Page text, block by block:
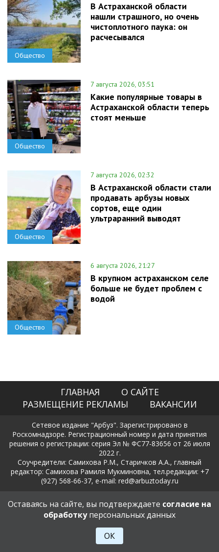
Общество
В Астраханской области
нашли страшного, но очень
чистоплотного паука: он
расчесывался
Общество
7 августа 2026, 03:51
Какие популярные товары в
Астраханской области теперь
стоят меньше
Общество
7 августа 2026, 02:32
В Астраханской области стали
продавать арбузы новых
сортов, еще один
ультраранний выводят
Общество
6 августа 2026, 21:27
В крупном астраханском селе
больше не будет проблем с
водой
ГЛАВНАЯ
О САЙТЕ
РАЗМЕЩЕНИЕ РЕКЛАМЫ
ВАКАНСИИ
Сетевое издание "Арбуз". Зарегистрировано в
Роскомнадзоре. Регистрационный номер и дата принятия
решения о регистрации: серия Эл № ФС77-83656 от 26 июля
2022 г.
Соучредители: Самихова Р.М., Старичков А.А., главный
редактор: Самихова Рамиля Мукминовна, тел.редакции: +7
(927) 568-66-37, e-mail: red@arbuztoday.ru
Политика в отношении обработки и защиты персональных
данных
18+
Оставаясь на сайте, вы подтверждаете согласие на
обработкуперсональных данных
ОК